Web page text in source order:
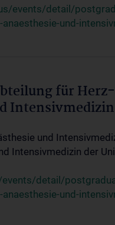
events/detail/
und-
für
und
Intensivmedizin der
detail/
und-